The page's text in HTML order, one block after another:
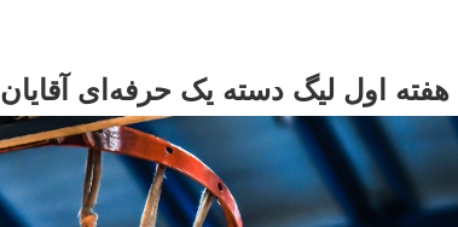
هفته اول لیگ دسته یک حرفه‌ای آقایان